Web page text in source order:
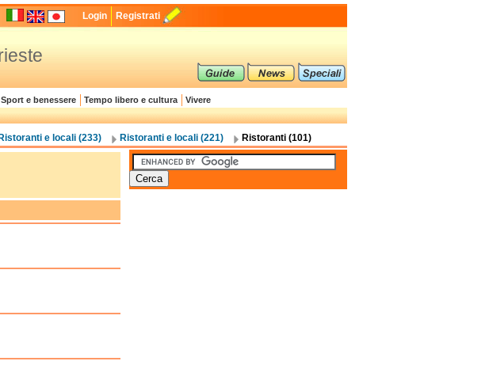
Login Registrati
Sport e benessere Tempo libero e cultura Vivere
Ristoranti e locali (233) Ristoranti e locali (221) Ristoranti (101)